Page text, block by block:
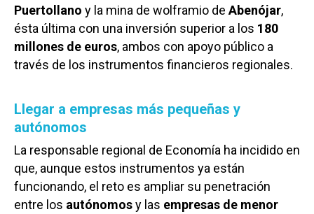
Puertollano y la mina de wolframio de Abenójar,
ésta última con una inversión superior a los 180
millones de euros, ambos con apoyo público a
través de los instrumentos financieros regionales.
Llegar a empresas más pequeñas y
autónomos
La responsable regional de Economía ha incidido en
que, aunque estos instrumentos ya están
funcionando, el reto es ampliar su penetración
entre los autónomosy las empresas de menor